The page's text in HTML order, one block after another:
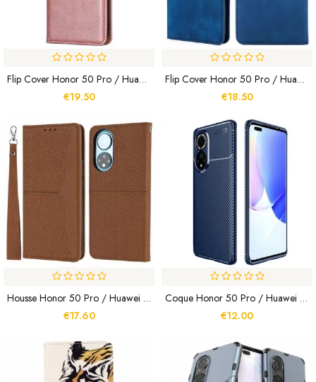
Flip Cover Honor 50 Pro / Huawei Nova 9 Pro Style Cuir Vintage
€19.50
Flip Cover Honor 50 Pro / Huawei Nova 9 Pro Skin-Touch
€18.50
Housse Honor 50 Pro / Huawei Nova 9 Pro Style Cuir Tissée À Lanière
€17.60
Coque Honor 50 Pro / Huawei Nova 9 Pro Fibre Carbone Flexible
€12.00